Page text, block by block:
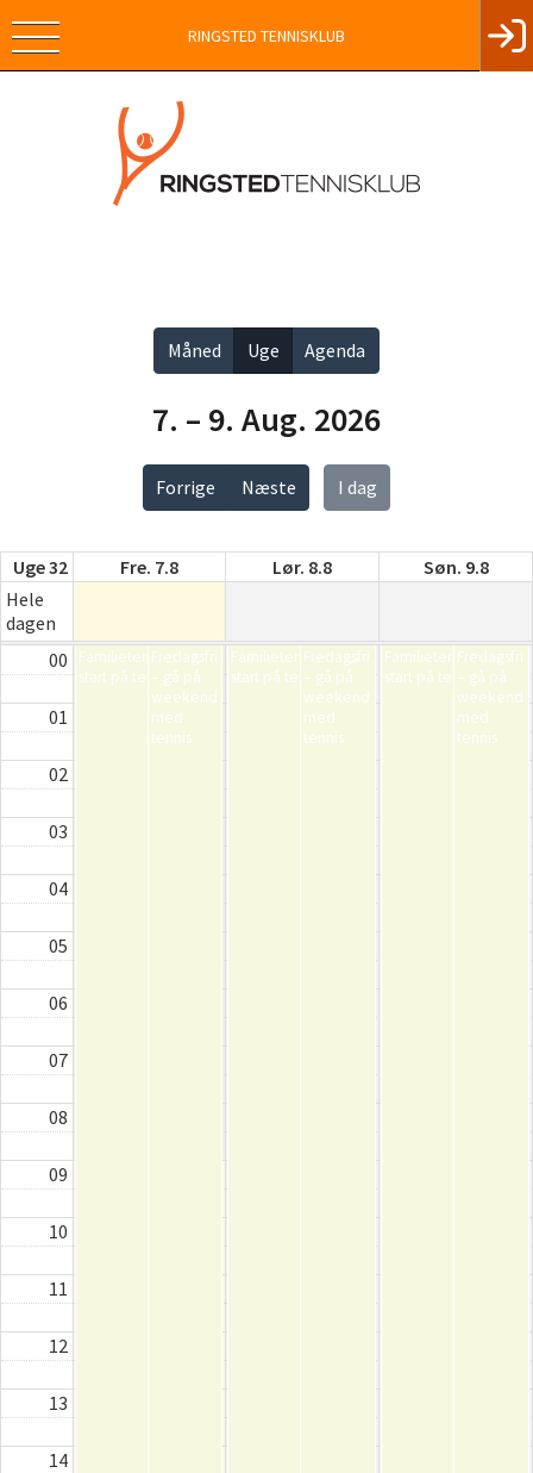
RINGSTED TENNISKLUB
Forrige Næste I dag
7. – 9. Aug. 2026
Måned Uge Agenda
Uge 32 Fre. 7.8 Lør. 8.8
Søn. 9.8
Hele
dagen
00
01
02
03
04
05
06
07
08
09
10
11
12
13
14
Familietennis – Tryg
start på tennislivet
Fredagsfri
– gå på
weekend
med
tennis
Familietennis – Tryg
start på tennislivet
Fredagsfri
– gå på
weekend
med
tennis
Familietennis – Tryg
start på tennislivet
Fredagsfri
– gå på
weekend
med
tennis